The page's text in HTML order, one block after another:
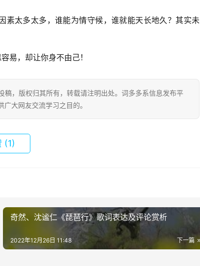
素太多太多，谁能为情守候，谁就能天长地久？其实未
易，却让你身不由己！
，版权归其所有，转载请注明出处。词多多系信息发布平
大网友交流学习之目的。
(1)
奇然、沈谧仁《琵琶行》歌词表达及评论赏析
下一篇
2022年12月26日 11:48